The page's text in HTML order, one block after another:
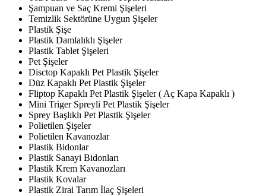
Şampuan ve Saç Kremi Şişeleri
Temizlik Sektörüne Uygun Şişeler
Plastik Şişe
Plastik Damlalıklı Şişeler
Plastik Tablet Şişeleri
Pet Şişeler
Disctop Kapaklı Pet Plastik Şişeler
Düz Kapaklı Pet Plastik Şişeler
Fliptop Kapaklı Pet Plastik Şişeler ( Aç Kapa Kapaklı )
Mini Triger Spreyli Pet Plastik Şişeler
Sprey Başlıklı Pet Plastik Şişeler
Polietilen Şişeler
Polietilen Kavanozlar
Plastik Bidonlar
Plastik Sanayi Bidonları
Plastik Krem Kavanozları
Plastik Kovalar
Plastik Zirai Tarım İlaç Şişeleri